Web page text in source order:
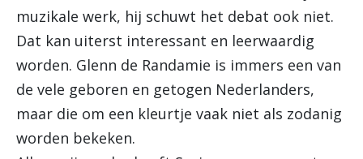
muzikale werk, hij schuwt het debat ook niet.
Dat kan uiterst interessant en leerwaardig
worden. Glenn de Randamie is immers een van
de vele geboren en getogen Nederlanders,
maar die om een kleurtje vaak niet als zodanig
worden bekeken.